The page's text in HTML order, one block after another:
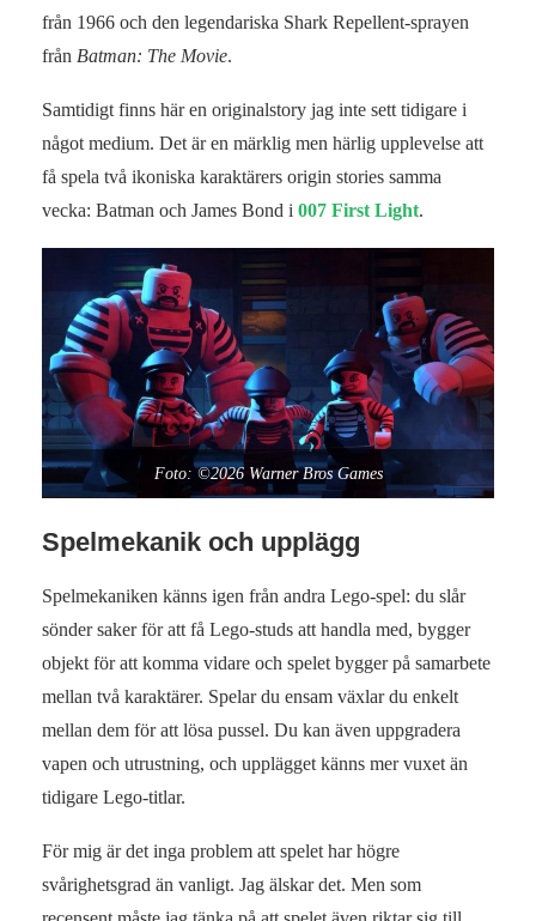
från 1966 och den legendariska Shark Repellent‑sprayen
från Batman: The Movie.
Samtidigt finns här en originalstory jag inte sett tidigare i
något medium. Det är en märklig men härlig upplevelse att
få spela två ikoniska karaktärers origin stories samma
vecka: Batman och James Bond i 007 First Light.
Foto: ©2026 Warner Bros Games
Spelmekanik och upplägg
Spelmekaniken känns igen från andra Lego‑spel: du slår
sönder saker för att få Lego‑studs att handla med, bygger
objekt för att komma vidare och spelet bygger på samarbete
mellan två karaktärer. Spelar du ensam växlar du enkelt
mellan dem för att lösa pussel. Du kan även uppgradera
vapen och utrustning, och upplägget känns mer vuxet än
tidigare Lego‑titlar.
För mig är det inga problem att spelet har högre
svårighetsgrad än vanligt. Jag älskar det. Men som